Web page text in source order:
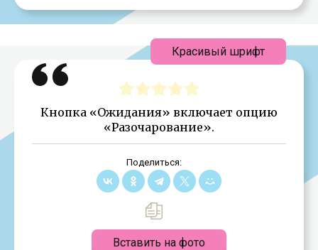
Кнопка «Ожидания» включает опцию
«Разочарование».
Поделиться:
Вставить на фото
Красивый шрифт